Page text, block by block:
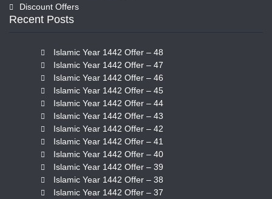
Discount Offers
Recent Posts
Islamic Year 1442 Offer – 48
Islamic Year 1442 Offer – 47
Islamic Year 1442 Offer – 46
Islamic Year 1442 Offer – 45
Islamic Year 1442 Offer – 44
Islamic Year 1442 Offer – 43
Islamic Year 1442 Offer – 42
Islamic Year 1442 Offer – 41
Islamic Year 1442 Offer – 40
Islamic Year 1442 Offer – 39
Islamic Year 1442 Offer – 38
Islamic Year 1442 Offer – 37